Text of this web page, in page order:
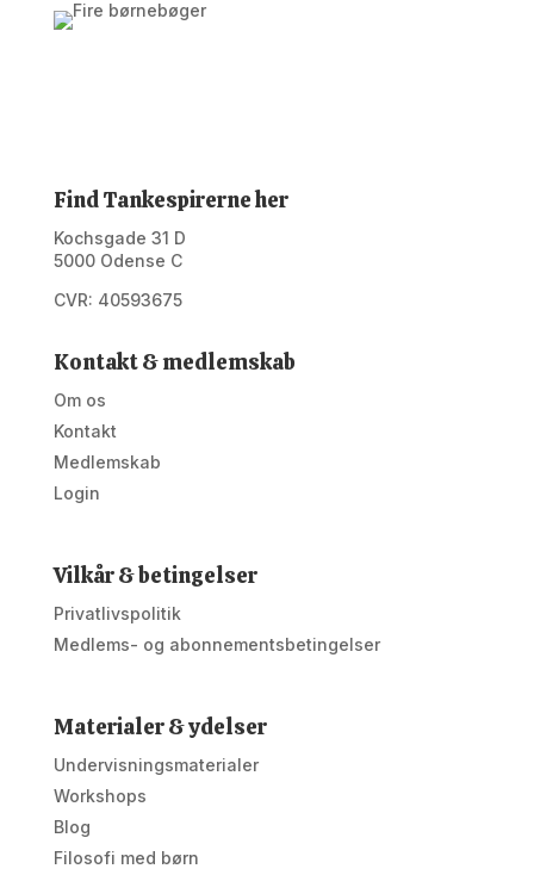
Find Tankespirerne her
Kochsgade 31 D
5000 Odense C
CVR: 40593675
Kontakt & medlemskab
Om os
Kontakt
Medlemskab
Login
Vilkår & betingelser
Privatlivspolitik
Medlems- og abonnementsbetingelser
Materialer & ydelser
Undervisningsmaterialer
Workshops
Blog
Filosofi med børn